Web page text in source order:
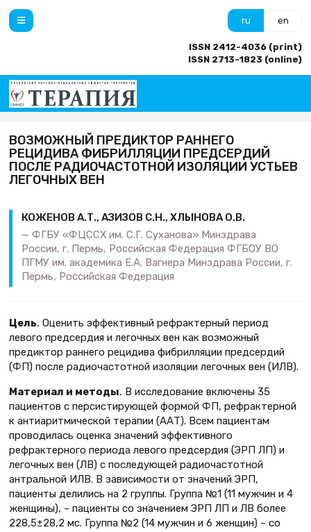
ru en
ISSN 2412-4036 (print)
ISSN 2713-1823 (online)
ВОЗМОЖНЫЙ ПРЕДИКТОР РАННЕГО
РЕЦИДИВА ФИБРИЛЛЯЦИИ ПРЕДСЕРДИЙ
ПОСЛЕ РАДИОЧАСТОТНОЙ ИЗОЛЯЦИИ УСТЬЕВ
ЛЕГОЧНЫХ ВЕН
КОЖЕНОВ А.Т., АЗИЗОВ С.Н., ХЛЫНОВА О.В.
ФГБУ «ФЦССХ им. С.Г. Суханова» Минздрава
России, г. Пермь, Российская Федерация ФГБОУ ВО
ПГМУ им. академика Е.А. Вагнера Минздрава России, г.
Пермь, Российская Федерация
Цель. Оценить эффективный рефрактерный период
левого предсердия и легочных вен как возможный
предиктор раннего рецидива фибрилляции предсердий
(ФП) после радиочастотной изоляции легочных вен (ИЛВ).
Материал и методы. В исследование включены 35
пациентов с персистирующей формой ФП, рефрактерной
к антиаритмической терапии (ААТ). Всем пациентам
проводилась оценка значений эффективного
рефрактерного периода левого предсердия (ЭРП ЛП) и
легочных вен (ЛВ) с последующей радиочастотной
антральной ИЛВ. В зависимости от значений ЭРП,
пациенты делились на 2 группы. Группа №1 (11 мужчин и 4
женщины), – пациенты со значением ЭРП ЛП и ЛВ более
228,5±28,2 мс. Группа №2 (14 мужчин и 6 женщин) – со